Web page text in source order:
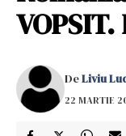
VOPSIT.
DeLiviu
22 MARTIE